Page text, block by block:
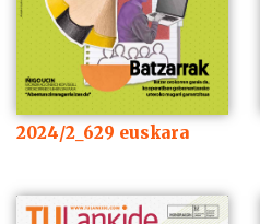
2024/2_629 euskara